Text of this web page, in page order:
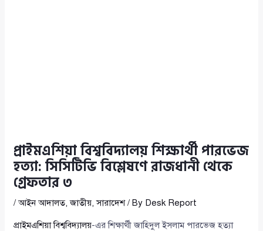
প্রাইমএশিয়া বিশ্ববিদ্যালয় শিক্ষার্থী পারভেজ
হত্যা: সিসিটিভি বিশ্লেষণে রাজধানী থেকে
গ্রেফতার ৩
/আইন আদালত,জাতীয়,সারাদেশ/ By Desk Report
প্রাইমএশিয়া বিশ্ববিদ্যালয়-এর শিক্ষার্থী জাহিদুল ইসলাম পারভেজ হত্যা